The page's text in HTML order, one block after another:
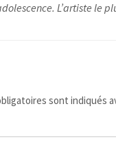
L’artiste le
sont indiqués